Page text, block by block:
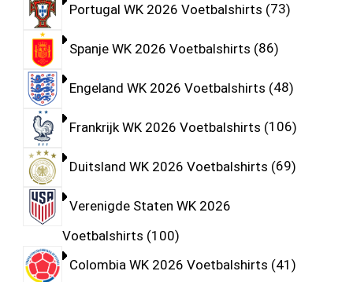
Portugal WK 2026 Voetbalshirts 73
Spanje WK 2026 Voetbalshirts 86
Engeland WK 2026 Voetbalshirts 48
Frankrijk WK 2026 Voetbalshirts 106
Duitsland WK 2026 Voetbalshirts 69
Verenigde Staten WK 2026
Voetbalshirts 100
Colombia WK 2026 Voetbalshirts 41